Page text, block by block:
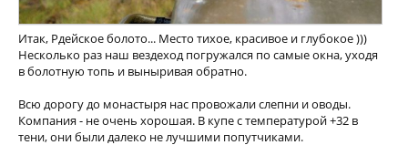
Итак, Рдейское болото... Место тихое, красивое и глубокое )))
Несколько раз наш вездеход погружался по самые окна, уходя
в болотную топь и выныривая обратно.
Всю дорогу до монастыря нас провожали слепни и оводы.
Компания - не очень хорошая. В купе с температурой +32 в
тени, они были далеко не лучшими попутчиками.